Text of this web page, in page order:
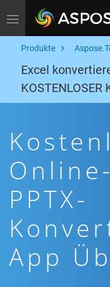
Toggle navigation
Produkte
Excel
PPTX-
App